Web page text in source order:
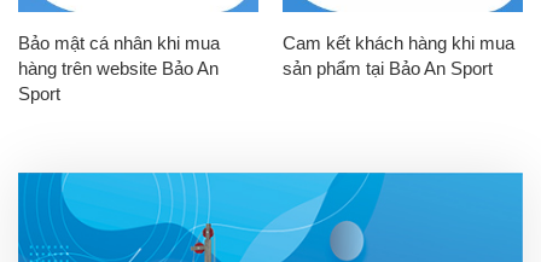
Bảo mật cá nhân khi mua
hàng trên website Bảo An
Sport
Cam kết khách hàng khi mua
sản phẩm tại Bảo An Sport